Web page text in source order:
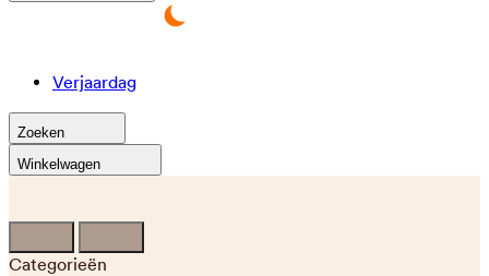
Verjaardag
Zoeken
Winkelwagen
Categorieën